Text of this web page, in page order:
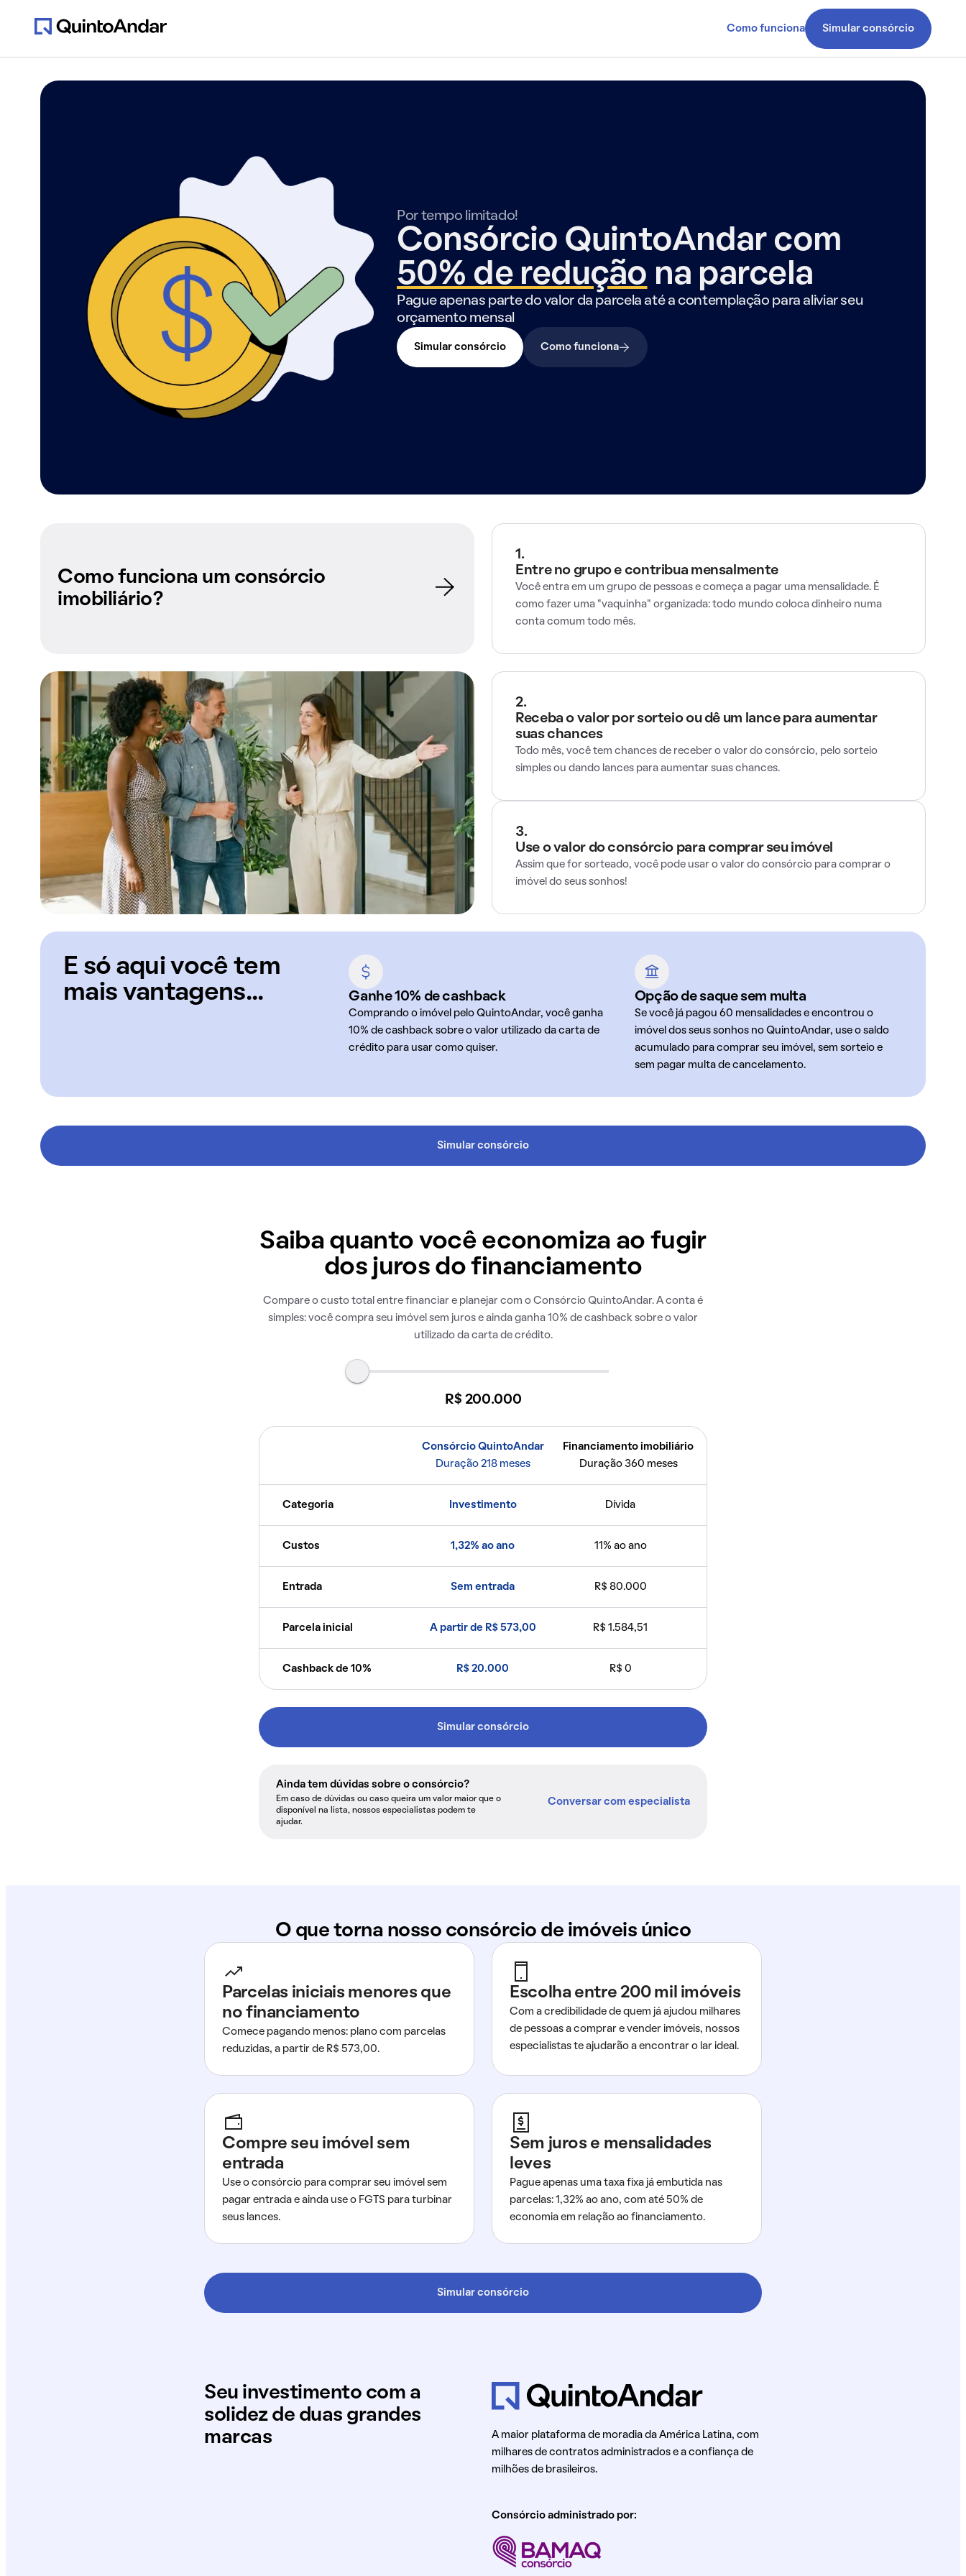
Como funciona Simular consórcio
Por tempo limitado!
Consórcio QuintoAndar com
50% de redução na parcela
Pague apenas parte do valor da parcela até a contemplação para aliviar seu
orçamento mensal
Simular consórcio Como funciona
Como funciona um consórcio
imobiliário?
1.
Entre no grupo e contribua mensalmente
Você entra em um grupo de pessoas e começa a pagar uma mensalidade. É
como fazer uma "vaquinha" organizada: todo mundo coloca dinheiro numa
conta comum todo mês.
2.
Receba o valor por sorteio ou dê um lance para aumentar
suas chances
Todo mês, você tem chances de receber o valor do consórcio, pelo sorteio
simples ou dando lances para aumentar suas chances.
3.
Use o valor do consórcio para comprar seu imóvel
Assim que for sorteado, você pode usar o valor do consórcio para comprar o
imóvel do seus sonhos!
E só aqui você tem
mais vantagens...
Ganhe 10% de cashback
Comprando o imóvel pelo QuintoAndar, você ganha
10% de cashback sobre o valor utilizado da carta de
crédito para usar como quiser.
Opção de saque sem multa
Se você já pagou 60 mensalidades e encontrou o
imóvel dos seus sonhos no QuintoAndar, use o saldo
acumulado para comprar seu imóvel, sem sorteio e
sem pagar multa de cancelamento.
Simular consórcio
Saiba quanto você economiza ao fugir
dos juros do financiamento
Compare o custo total entre financiar e planejar com o Consórcio QuintoAndar. A conta é
simples: você compra seu imóvel sem juros e ainda ganha 10% de cashback sobre o valor
utilizado da carta de crédito.
R$ 200.000
Consórcio QuintoAndar
Duração 218 meses
Financiamento imobiliário
Duração 360 meses
Categoria Investimento Dívida
Custos 1,32% ao ano 11% ao ano
Entrada Sem entrada R$ 80.000
Parcela inicial A partir de R$ 573,00 R$ 1.584,51
Cashback de 10% R$ 20.000 R$ 0
Simular consórcio
Ainda tem dúvidas sobre o consórcio?
Em caso de dúvidas ou caso queira um valor maior que o
disponível na lista, nossos especialistas podem te
ajudar.
Conversar com especialista
O que torna nosso consórcio de imóveis único
Parcelas iniciais menores que
no financiamento
Comece pagando menos: plano com parcelas
reduzidas, a partir de R$ 573,00.
Escolha entre 200 mil imóveis
Com a credibilidade de quem já ajudou milhares
de pessoas a comprar e vender imóveis, nossos
especialistas te ajudarão a encontrar o lar ideal.
Compre seu imóvel sem
entrada
Use o consórcio para comprar seu imóvel sem
pagar entrada e ainda use o FGTS para turbinar
seus lances.
Sem juros e mensalidades
leves
Pague apenas uma taxa fixa já embutida nas
parcelas: 1,32% ao ano, com até 50% de
economia em relação ao financiamento.
Simular consórcio
Seu investimento com a
solidez de duas grandes
marcas
A maior plataforma de moradia da América Latina, com
milhares de contratos administrados e a confiança de
milhões de brasileiros.
Consórcio administrado por: